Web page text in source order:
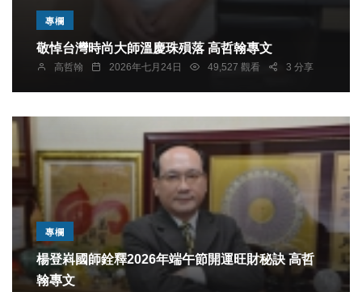
專欄
敬悼台灣時尚大師溫慶珠殞落 高哲翰專文
高哲翰 2026年七月24日 49,527 觀看 3 分享
專欄
楊登嵙國師銓釋2026年端午節開運旺財秘訣 高哲
翰專文